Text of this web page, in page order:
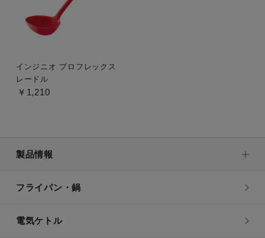
インジニオ プロフレックス
レードル
￥1,210
製品情報
フライパン・鍋
電気ケトル